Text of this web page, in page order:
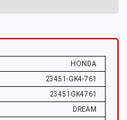
HONDA
23451-GK4-761
23451GK4761
DREAM